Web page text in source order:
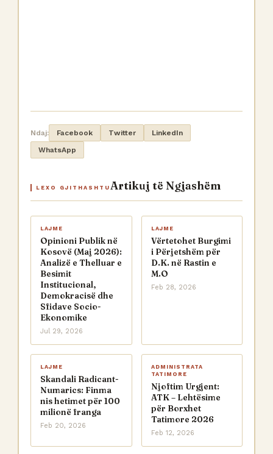
Ndaj: Facebook Twitter
LinkedIn
WhatsApp
LEXO GJITHASHTU Artikuj të Ngjashëm
LAJME
Opinioni Publik në
Kosovë (Maj 2026):
Analizë e Thelluar e
Besimit
Institucional,
Demokracisë dhe
Sfidave Socio-
Ekonomike
Jul 29, 2026
LAJME
Vërtetohet Burgimi
i Përjetshëm për
D.K. në Rastin e
M.O
Feb 28, 2026
LAJME
Skandali Radicant-
Numarics: Finma
nis hetimet për 100
milionë franga
Feb 20, 2026
ADMINISTRATA
TATIMORE
Njoftim Urgjent:
ATK – Lehtësime
për Borxhet
Tatimore 2026
Feb 12, 2026